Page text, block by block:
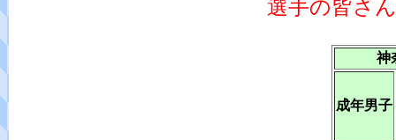
選手の皆さ
神
成年男子